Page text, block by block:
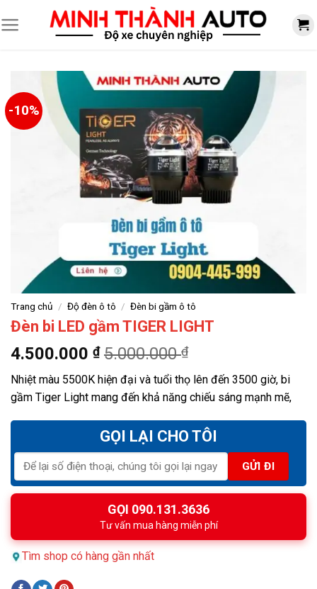
to
-10%
Trang chủ / Độ đèn ô tô / Đèn bi gầm ô tô
Đèn bi LED gầm TIGER LIGHT
4.500.000 ₫ 5.000.000₫
Nhiệt màu 5500K hiện đại và tuổi thọ lên đến 3500 giờ, bi
gầm Tiger Light mang đến khả năng chiếu sáng mạnh mẽ,
GỌI LẠI CHO TÔI
GỌI 090.131.3636
Tư vấn mua hàng miễn phí
Tìm shop có hàng gần nhất